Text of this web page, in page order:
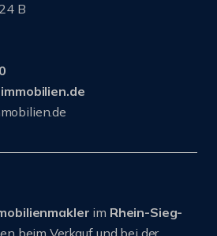
B
im Rhein-Sieg-
beim Verkauf und bei der